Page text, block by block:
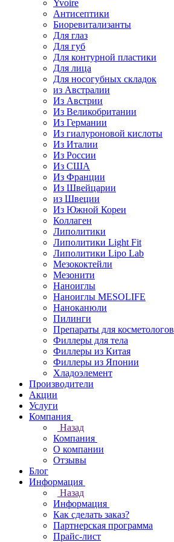
Yvoire
Антисептики
Биоревитализанты
Для глаз
Для губ
Для контурной пластики
Для лица
Для носогубных складок
из Австралии
Из Австрии
Из Великобритании
Из Германии
Из гиалуроновой кислоты
Из Италии
Из России
Из США
Из Франции
Из Швейцарии
из Швеции
Из Южной Кореи
Коллаген
Липолитики
Липолитики Light Fit
Липолитики Lipo Lab
Мезококтейли
Мезонити
Наноиглы
Наноиглы MESOLIFE
Наноканюли
Пилинги
Препараты для косметологов
Филлеры для тела
Филлеры из Китая
Филлеры из Японии
Хладоэлемент
Производители
Акции
Услуги
Компания
Назад
Компания
О компании
Отзывы
Блог
Информация
Назад
Информация
Как сделать заказ?
Партнерская программа
Прайс-лист